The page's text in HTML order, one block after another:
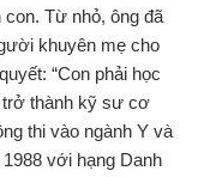
Từ nhỏ, ông đã
khuyên mẹ cho
“Con phải học
trở thành kỹ sư cơ
thi vào ngành Y và
với hạng Danh